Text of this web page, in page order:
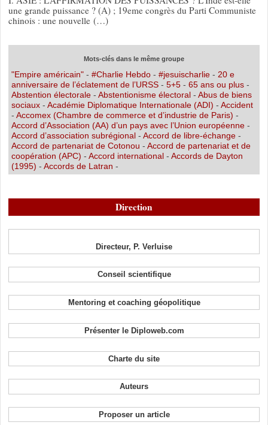
une grande puissance ? (A) ; 19eme congrès du Parti Communiste
chinois : une nouvelle (…)
Mots-clés dans le même groupe
"Empire américain"- #Charlie Hebdo- #jesuischarlie- 20 e
anniversaire de l’éclatement de l’URSS- 5+5- 65 ans ou plus-
Abstention électorale- Abstentionisme électoral- Abus de biens
sociaux- Académie Diplomatique Internationale (ADI) - Accident
- Accomex (Chambre de commerce et d’industrie de Paris) -
Accord d’Association (AA) d’un pays avec l’Union européenne-
Accord d’association subrégional- Accord de libre-échange-
Accord de partenariat de Cotonou - Accord de partenariat et de
coopération (APC) - Accord international- Accords de Dayton
(1995) - Accords de Latran -
Direction
Directeur, P. Verluise
Conseil scientifique
Mentoring et coaching géopolitique
Présenter le Diploweb.com
Charte du site
Auteurs
Proposer un article